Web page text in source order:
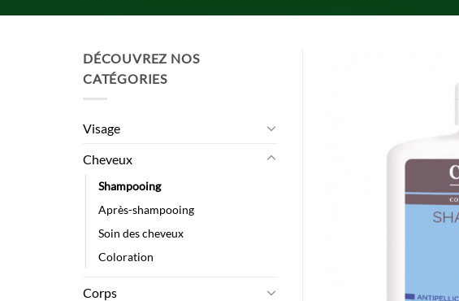
DÉCOUVREZ NOS
CATÉGORIES
Visage
Cheveux
Shampooing
Après-shampooing
Soin des cheveux
Coloration
Corps